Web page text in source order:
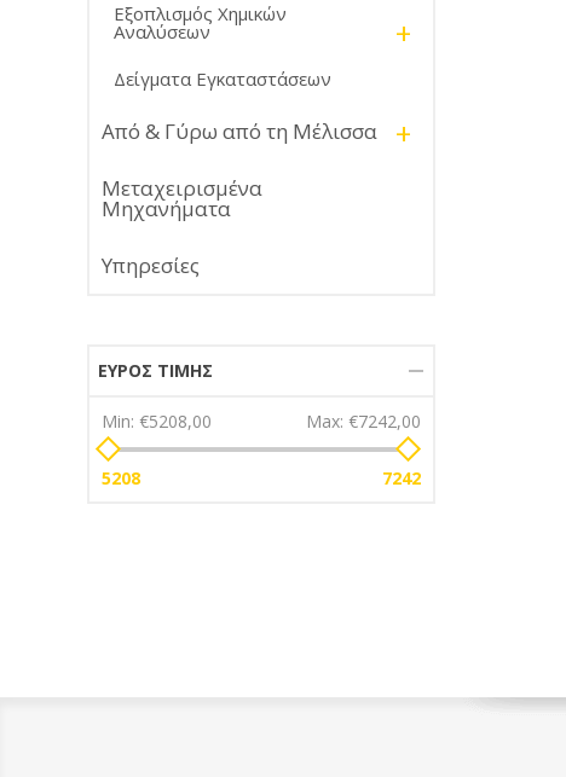
Εξοπλισμός Χημικών
Αναλύσεων +
Δείγματα Εγκαταστάσεων
Από & Γύρω από τη Μέλισσα +
Μεταχειρισμένα
Μηχανήματα
Υπηρεσίες
ΕΎΡΟΣ ΤΙΜΉΣ
Min: €5208,00 Max: €7242,00
5208 7242